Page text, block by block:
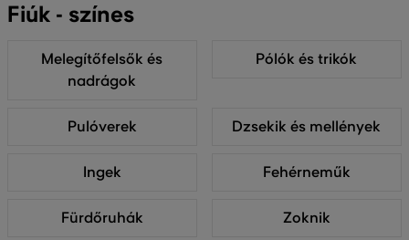
Fiúk - színes
Melegítőfelsők és
nadrágok
Pólók és trikók
Pulóverek Dzsekik és mellények
Ingek Fehérneműk
Fürdőruhák Zoknik